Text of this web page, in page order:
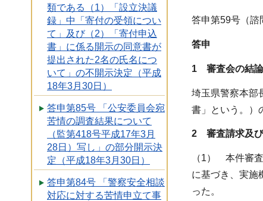
類である（1）「設立決議
録」中「寄付の受領につい
て」及び（2）「寄付申込
書」に係る開示の同意書が
提出された2名の氏名につ
いて」の不開示決定（平成
18年3月30日）
答申第85号 「公安委員会宛
苦情の調査結果について
（監第418号平成17年3月
28日）写し」の部分開示決
定（平成18年3月30日）
答申第84号 「警察安全相談
対応に対する苦情申立て事
答申第59号（諮
答申
1 審査会の結論
埼玉県警察本部
書」という。）
2 審査請求及
（1） 本件審
に基づき、実施
った。